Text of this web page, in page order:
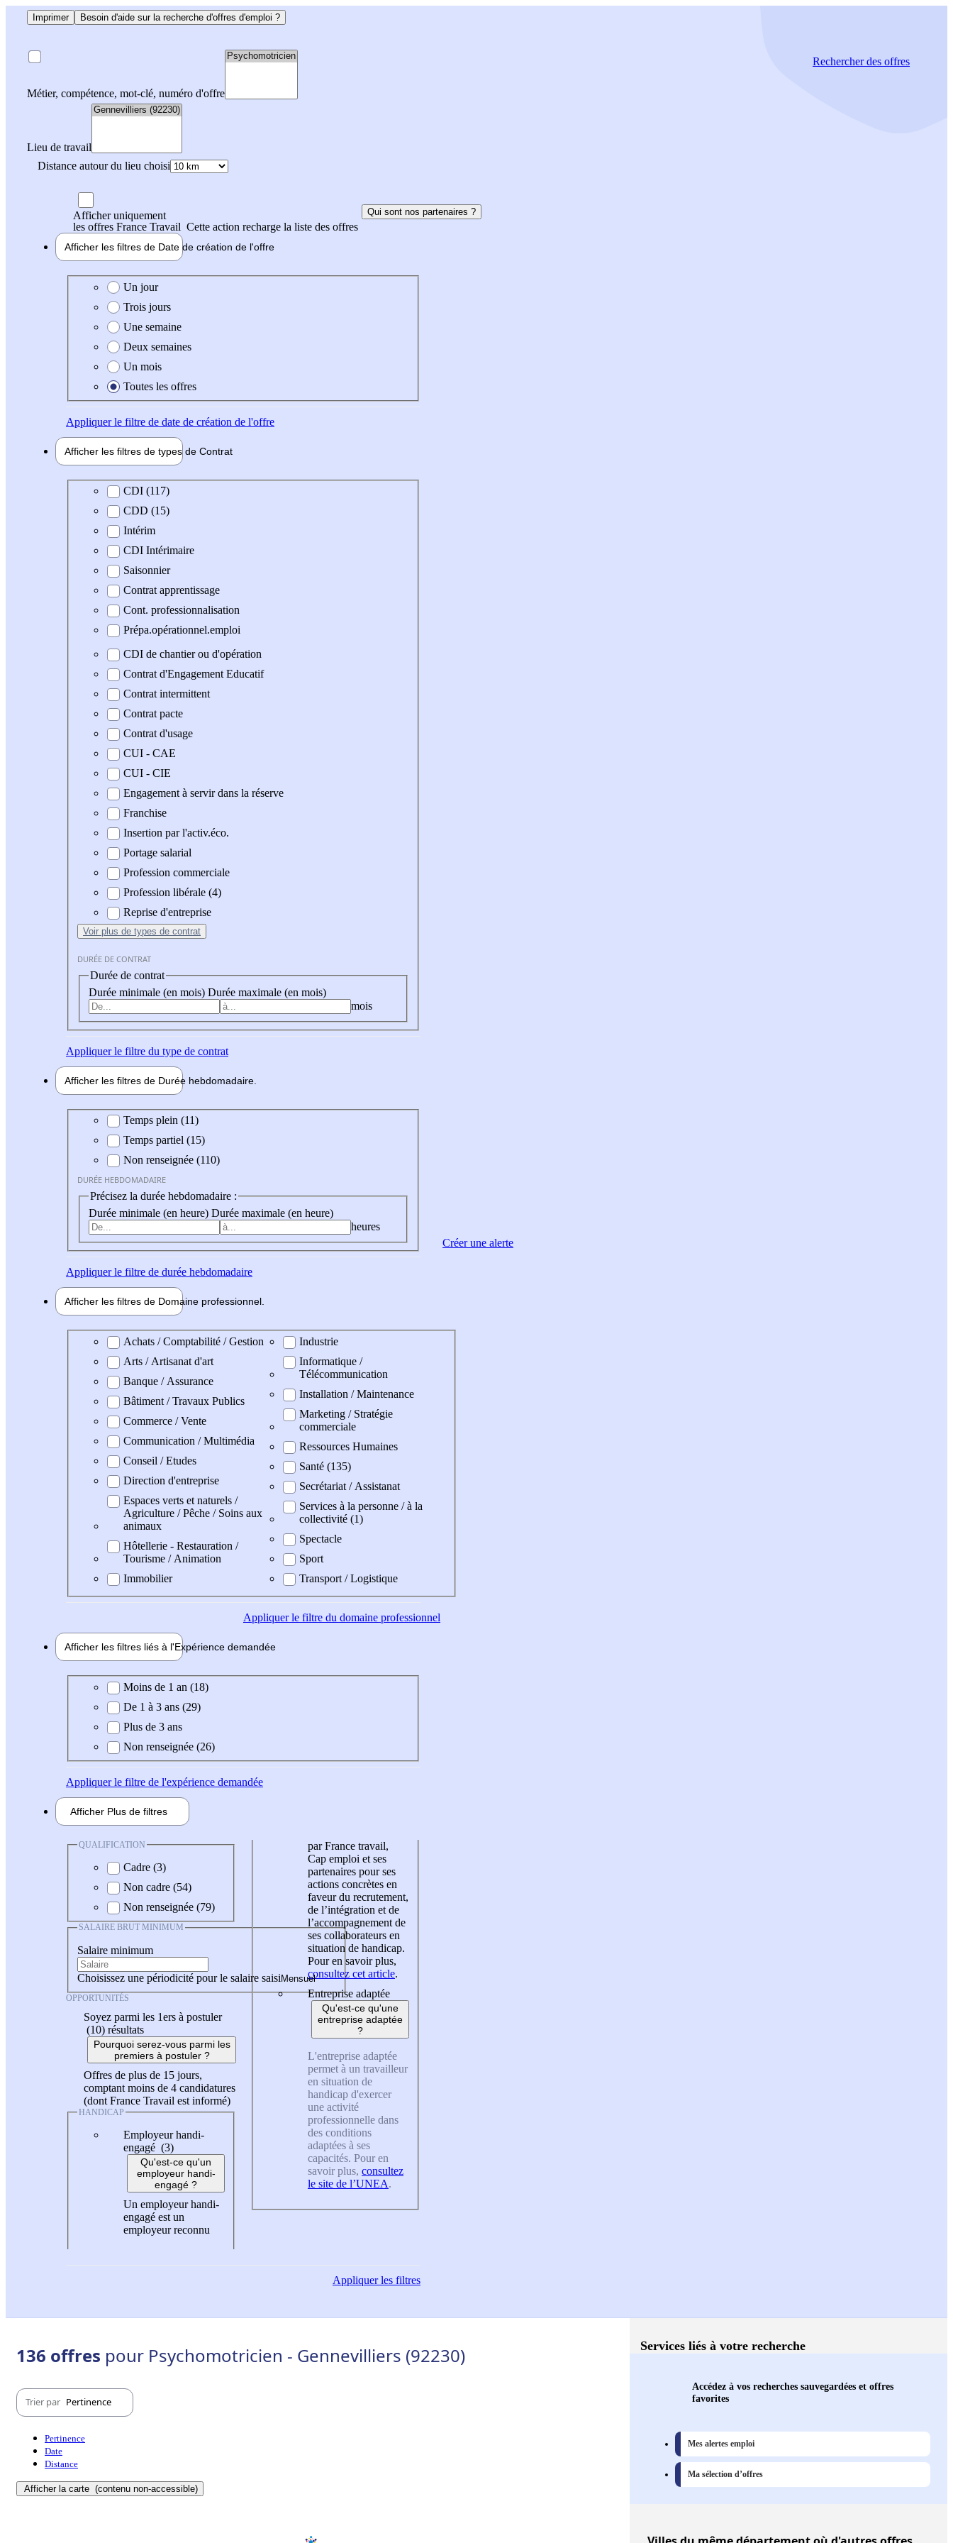
Imprimer Besoin d'aide sur la recherche d'offres d'emploi ?
Métier, compétence, mot-clé, numéro d'offre
Lieu de travail
Distance autour du lieu choisi
Rechercherdes offres
Afficher uniquement
les offres France Travail Cette action recharge la liste des offres
Qui sont nos partenaires ?
Afficher les filtres de Date de création de l'offre
Date de création de l'offre
Un jour
Trois jours
Une semaine
Deux semaines
Un mois
Toutes les offres
Appliquerle filtre de date de création de l'offre
Afficher les filtres de types de Contrat
Type de contratCDI (117)
CDD (15)
Intérim
CDI Intérimaire
Saisonnier
Contrat apprentissage
Cont. professionnalisation
Prépa.opérationnel.emploi
CDI de chantier ou d'opération
Contrat d'Engagement Educatif
Contrat intermittent
Contrat pacte
Contrat d'usage
CUI - CAE
CUI - CIE
Engagement à servir dans la réserve
Franchise
Insertion par l'activ.éco.
Portage salarial
Profession commerciale
Profession libérale (4)
Reprise d'entreprise
Voir plus de types de contrat
DURÉE DE CONTRAT
Durée de contrat
Durée minimale (en mois) Durée maximale (en mois)
mois
Appliquerle filtre du type de contrat
Afficher les filtres de Durée hebdomadaire
Durée hebdomadaire
Temps plein (11)
Temps partiel (15)
Non renseignée (110)
DURÉE HEBDOMADAIRE
Précisez la durée hebdomadaire :
Durée minimale (en heure) Durée maximale (en heure)
heures
Appliquerle filtre de durée hebdomadaire
Afficher les filtres de Domaine professionnel
Domaine professionel
Achats / Comptabilité / Gestion
Arts / Artisanat d'art
Banque / Assurance
Bâtiment / Travaux Publics
Commerce / Vente
Communication / Multimédia
Conseil / Etudes
Direction d'entreprise
Espaces verts et naturels /
Agriculture / Pêche / Soins aux
animaux
Hôtellerie - Restauration /
Tourisme / Animation
Immobilier
Industrie
Informatique /
Télécommunication
Installation / Maintenance
Marketing / Stratégie
commerciale
Ressources Humaines
Santé (135)
Secrétariat / Assistanat
Services à la personne / à la
collectivité (1)
Spectacle
Sport
Transport / Logistique
Appliquerle filtre du domaine professionnel
Afficher les filtres liés à l'Expérience demandée
Expérience demandée
Moins de 1 an (18)
De 1 à 3 ans (29)
Plus de 3 ans
Non renseignée (26)
Appliquerle filtre de l'expérience demandée
Afficher Plus de filtres
QUALIFICATION
Cadre (3)
Non cadre (54)
Non renseignée (79)
SALAIRE BRUT MINIMUM
Salaire minimum
Choisissez une périodicité pour le salaire saisi
OPPORTUNITÉS
Soyez parmi les 1ers à postuler
(10) résultats
Pourquoi serez-vous parmi les
premiers à postuler ?
Offres de plus de 15 jours,
comptant moins de 4 candidatures
(dont France Travail est informé)
HANDICAP
Employeur handi-
engagé (3)
Qu'est-ce qu'un
employeur handi-
engagé ?
Un employeur handi-
engagé est un
employeur reconnu
par France travail,
Cap emploi et ses
partenaires pour ses
actions concrètes en
faveur du recrutement,
de l’intégration et de
l’accompagnement de
ses collaborateurs en
situation de handicap.
Pour en savoir plus,
consultez cet article.
Entreprise adaptée
Qu'est-ce qu'une
entreprise adaptée
?
L'entreprise adaptée
permet à un travailleur
en situation de
handicap d'exercer
une activité
professionnelle dans
des conditions
adaptées à ses
capacités. Pour en
savoir plus, consultez
le site de l’UNEA.
Appliquerles filtres
Créer une alerte
136 offres pour Psychomotricien - Gennevilliers (92230)
Trier par Pertinence
Pertinence
Date
Distance
Afficher la carte (contenu non-accessible)
Services liés à votre recherche
Accédez à vos recherches sauvegardées et offres
favorites
Mes alertes emploi
Ma sélection d’offres